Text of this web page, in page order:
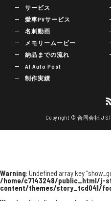
サービス
愛車PVサービス
名刺動画
メモリームービー
納品までの流れ
AI Auto Post
制作実績
Copyright © 合同会社 J
Warning: Undefined array key
/home/c7143248/public_html/j-
content/themes/story_tcd041/